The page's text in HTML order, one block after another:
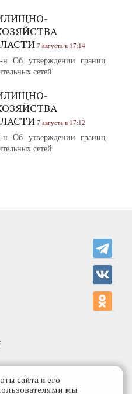
7 августа в 17:14
Об утверждении границ
сетей
7 августа в 17:12
Об утверждении границ
сетей
сайта и его
мы